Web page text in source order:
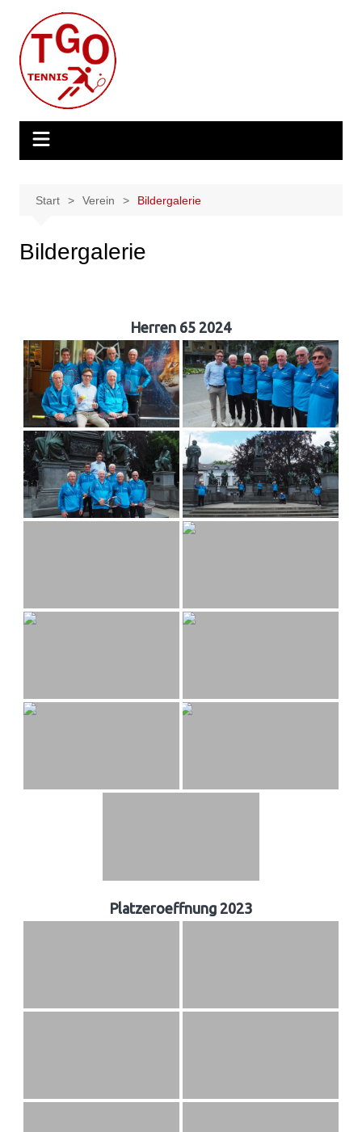
Inhalt
springen
Start Verein Bildergalerie
Bildergalerie
Herren 65 2024
Platzeroeffnung 2023